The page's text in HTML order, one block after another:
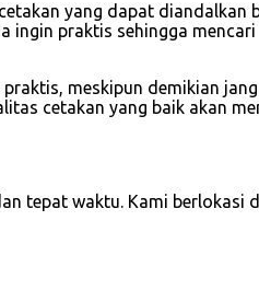
yang dapat diandalkan
ingin praktis sehingga
meskipun demikian
cetakan yang baik akan
tepat waktu. Kami berlokasi